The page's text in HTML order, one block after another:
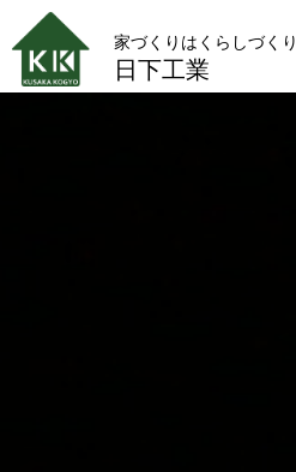
家づくりはくらしづくり
日下工業